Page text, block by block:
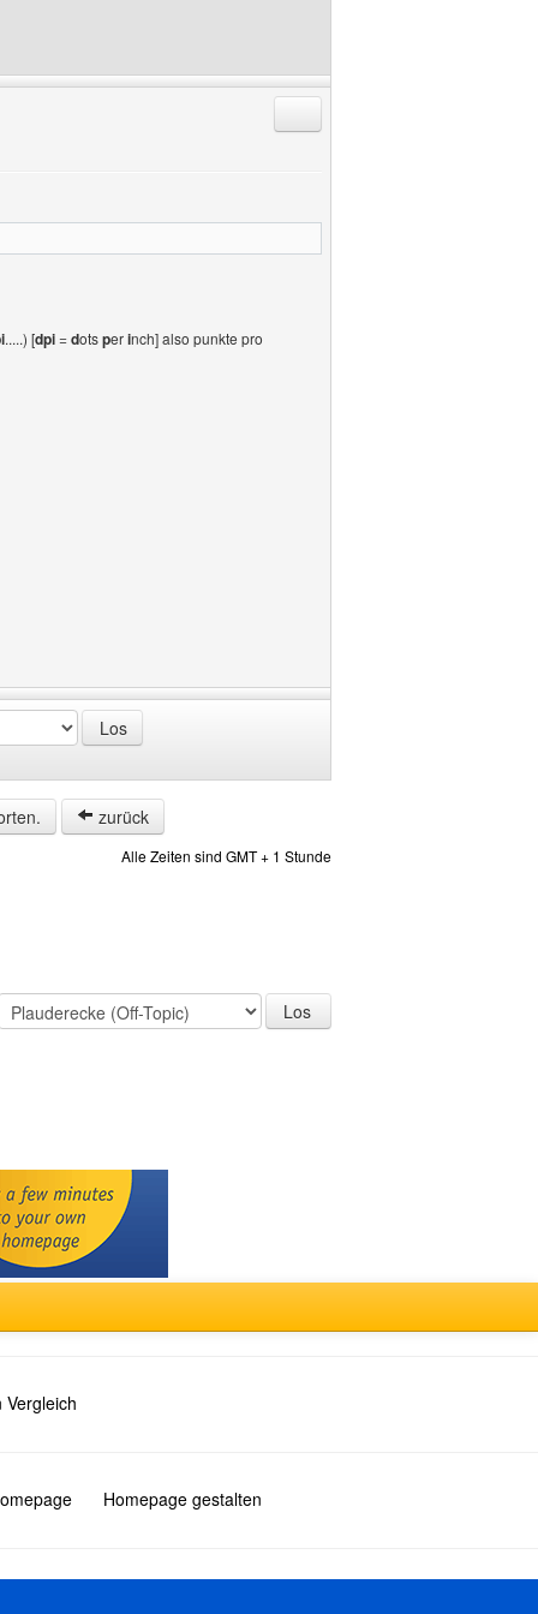
.....) [dpi=dotsperinch] also punkte pro
zurück
Alle Zeiten sind GMT + 1 Stunde
Vergleich
Homepage gestalten